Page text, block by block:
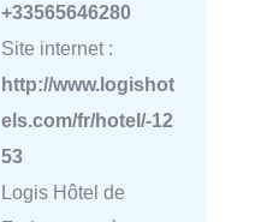
+33565646280
Site internet :
http://www.logishot
els.com/fr/hotel/-12
53
Logis Hôtel de